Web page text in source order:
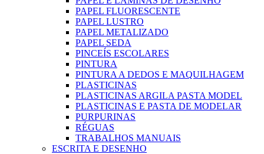
PAPEL FLUORESCENTE
PAPEL LUSTRO
PAPEL METALIZADO
PAPEL SEDA
PINCEÍS ESCOLARES
PINTURA
PINTURA A DEDOS E MAQUILHAGEM
PLASTICINAS
PLASTICINAS ARGILA PASTA MODEL
PLASTICINAS E PASTA DE MODELAR
PURPURINAS
RÉGUAS
TRABALHOS MANUAIS
ESCRITA E DESENHO